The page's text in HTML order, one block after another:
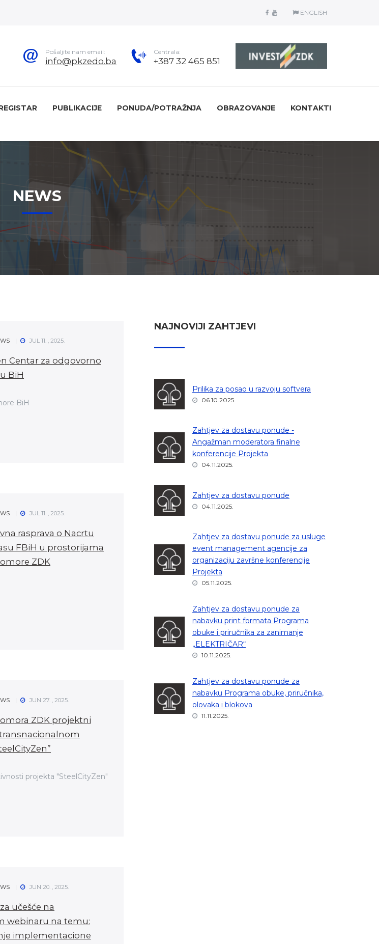
ENGLISH
Pošaljite nam email:
info@pkzedo.ba
Centrala:
+387 32 465 851
PUBLIKACIJE PONUDA/POTRAŽNJA OBRAZOVANJE KONTAKTI
NEWS
JUL 11. , 2025.
Centar za odgovorno
BiH
BiH
JUL 11. , 2025.
rasprava o Nacrtu
FBiH u prostorijama
ZDK
JUN 27. , 2025.
ZDK projektni
projekta "SteelCityZen"
JUN 20. , 2025.
učešće na
webinaru na temu:
implementacione
NAJNOVIJI ZAHTJEVI
Prilika za posao u razvoju softvera
06.10.2025.
Zahtjev za dostavu ponude -
Angažman moderatora finalne
konferencije Projekta
04.11.2025.
Zahtjev za dostavu ponude
04.11.2025.
Zahtjev za dostavu ponude za usluge
event management agencije za
organizaciju završne konferencije
Projekta
05.11.2025.
Zahtjev za dostavu ponude za
nabavku print formata Programa
obuke i priručnika za zanimanje
„ELEKTRIČAR“
10.11.2025.
Zahtjev za dostavu ponude za
nabavku Programa obuke, priručnika,
olovaka i blokova
11.11.2025.